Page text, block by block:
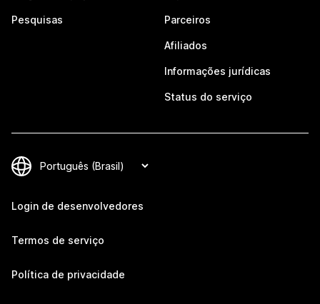
Pesquisas Parceiros
Afiliados
Informações jurídicas
Status do serviço
Login de desenvolvedores
Termos de serviço
Política de privacidade